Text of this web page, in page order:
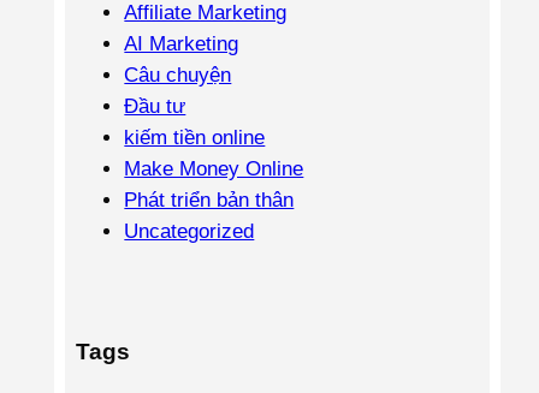
Affiliate Marketing
AI Marketing
Câu chuyện
Đầu tư
kiếm tiền online
Make Money Online
Phát triển bản thân
Uncategorized
Tags